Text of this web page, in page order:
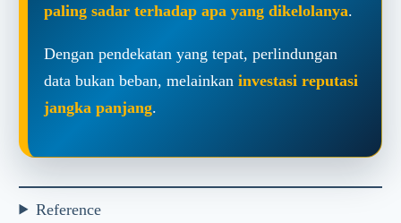
paling sadar terhadap apa yang dikelolanya.
Dengan pendekatan yang tepat, perlindungan
data bukan beban, melainkaninvestasi reputasi
jangka panjang.
Reference